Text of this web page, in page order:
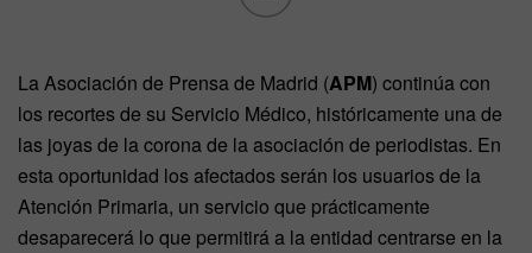
La Asociación de Prensa de Madrid (APM) continúa con
los recortes de su Servicio Médico, históricamente una de
las joyas de la corona de la asociación de periodistas. En
esta oportunidad los afectados serán los usuarios de la
Atención Primaria, un servicio que prácticamente
desaparecerá lo que permitirá a la entidad centrarse en la